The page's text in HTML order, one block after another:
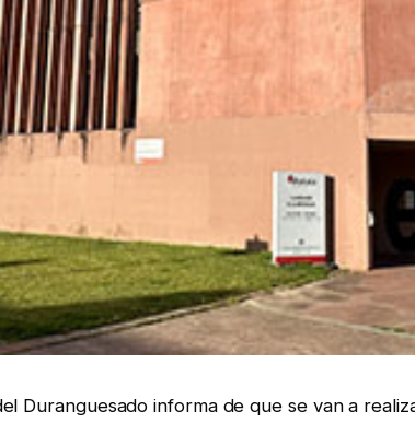
Duranguesado informa de que se van a